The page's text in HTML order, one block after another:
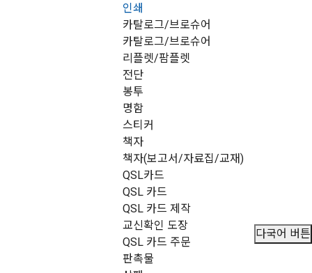
메뉴 건너뛰기
인쇄
카탈로그/브로슈어
카탈로그/브로슈어
리플렛/팜플렛
전단
봉투
명함
스티커
책자
책자(보고서/자료집/교재)
QSL카드
QSL 카드
QSL 카드 제작
교신확인 도장
QSL 카드 주문
판촉물
다국어 버튼